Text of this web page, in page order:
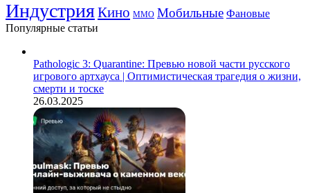
ИндустрияКино ММО Мобильные Фановые
Популярные статьи
Pathologic 3: Quarantine: Превью новой части русского
игрового артхауса | Оптимистическая трагедия о жизни,
смерти и тоске
26.03.2025